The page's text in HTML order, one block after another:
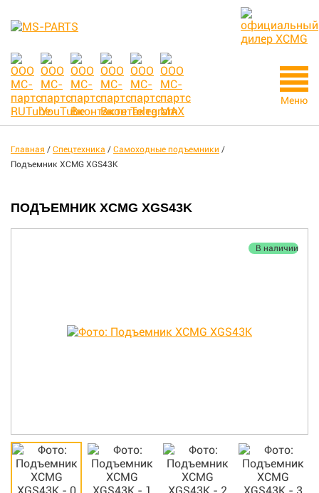
Меню
Главная / Спецтехника / Самоходные подъемники /
Подъемник XCMG XGS43K
ПОДЪЕМНИК XCMG XGS43K
В наличии